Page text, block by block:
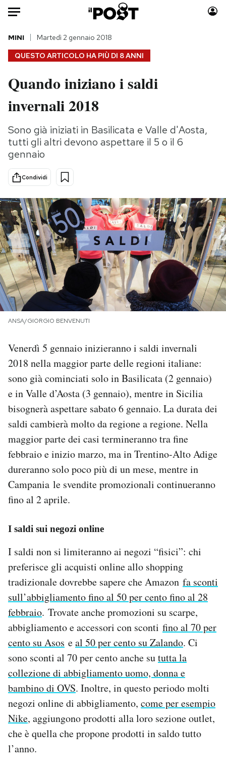
HOME
Italia
Politica
Tecnologia
Internet
Scienza
Cultura
Economia
Sport
Moda
Storie/Idee
Ok Boomer!
Mondiali calcio 2026
PODCAST
NEWSLETTER
I MIEI PREFERITI
SHOP
CALENDARIO
AREA PERSONALE
Area Personale
Newsletter
Notifiche mobile
Regala il Post
Hai bisogno di aiuto?
Esci
QUESTO ARTICOLO HA PIÙ DI 8 ANNI
MINI Martedì 2 gennaio 2018
Quando iniziano i saldi
invernali 2018
Sono già iniziati in Basilicata e Valle d'Aosta,
tutti gli altri devono aspettare il 5 o il 6
gennaio
Condividi
ANSA/GIORGIO BENVENUTI
Venerdì 5 gennaio inizieranno i saldi invernali
2018 nella maggior parte delle regioni italiane:
sono già cominciati solo in Basilicata (2 gennaio)
e in Valle d’Aosta (3 gennaio), mentre in Sicilia
bisognerà aspettare sabato 6 gennaio. La durata dei
saldi cambierà molto da regione a regione. Nella
maggior parte dei casi termineranno tra fine
febbraio e inizio marzo, ma in Trentino-Alto Adige
dureranno solo poco più di un mese, mentre in
Campania le svendite promozionali continueranno
fino al 2 aprile.
I saldi sui negozi online
I saldi non si limiteranno ai negozi “fisici”: chi
preferisce gli acquisti online allo shopping
tradizionale dovrebbe sapere che Amazon fa sconti
sull’abbigliamento fino al 50 per cento fino al 28
febbraio. Trovate anche promozioni su scarpe,
abbigliamento e accessori con sconti fino al 70 per
cento su Asos eal 50 per cento su Zalando. Ci
sono sconti al 70 per cento anche sututta la
collezione di abbigliamento uomo, donna e
bambino di OVS. Inoltre, in questo periodo molti
negozi online di abbigliamento, come per esempio
Nike, aggiungono prodotti alla loro sezione outlet,
che è quella che propone prodotti in saldo tutto
l’anno.